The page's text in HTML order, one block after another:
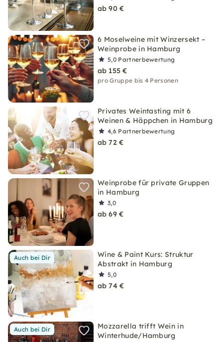
ab 90 €
6 Moselweine mit Winzersekt –
Weinprobe in Hamburg
5,0 Partnerbewertung
ab 155 €
pro Gruppe bis 4 Personen
Privates Weintasting mit 6
Weinen & Häppchen in Hamburg
4,6 Partnerbewertung
ab 72 €
Weinprobe für private Gruppen
in Hamburg
3,0
ab 69 €
Auch bei Dir
Wine & Paint Kurs: Struktur
Abstrakt in Hamburg
5,0
ab 74 €
Auch bei Dir
Mozzarella trifft Wein in
Winterhude/Hamburg